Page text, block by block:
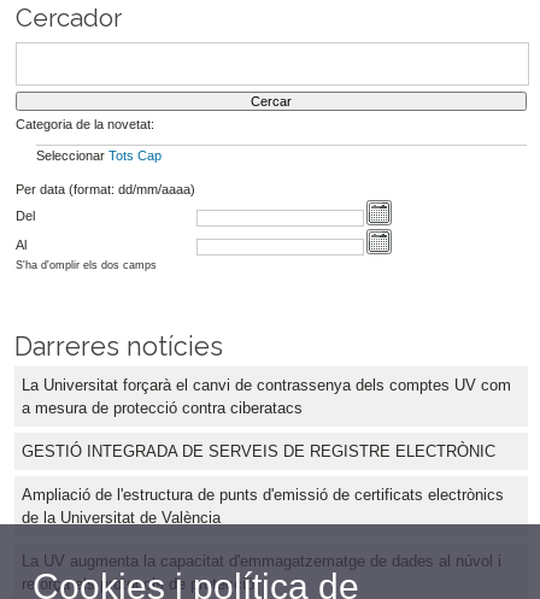
Cercador
Categoria de la novetat:
Seleccionar Tots Cap
Per data (format: dd/mm/aaaa)
Del
Al
S'ha d'omplir els dos camps
Darreres notícies
La Universitat forçarà el canvi de contrassenya dels comptes UV com
a mesura de protecció contra ciberatacs
GESTIÓ INTEGRADA DE SERVEIS DE REGISTRE ELECTRÒNIC
Ampliació de l'estructura de punts d'emissió de certificats electrònics
de la Universitat de València
La UV augmenta la capacitat d'emmagatzematge de dades al núvol i
reforça els protocols de protecció
Cookies i política de